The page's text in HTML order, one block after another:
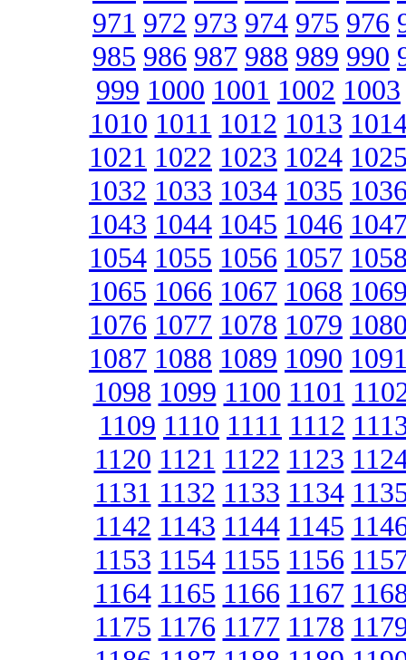
971 972 973 974 975 976
985 986 987 988 989 990
999 1000 1001 1002 1003
1010 1011 1012 1013
1021 1022 1023 1024
1032 1033 1034 1035
1043 1044 1045 1046
1054 1055 1056 1057
1065 1066 1067 1068
1076 1077 1078 1079
1087 1088 1089 1090
1098 1099 1100 1101
1109 1110 1111 1112
1120 1121 1122 1123
1131 1132 1133 1134
1142 1143 1144 1145
1153 1154 1155 1156
1164 1165 1166 1167
1175 1176 1177 1178